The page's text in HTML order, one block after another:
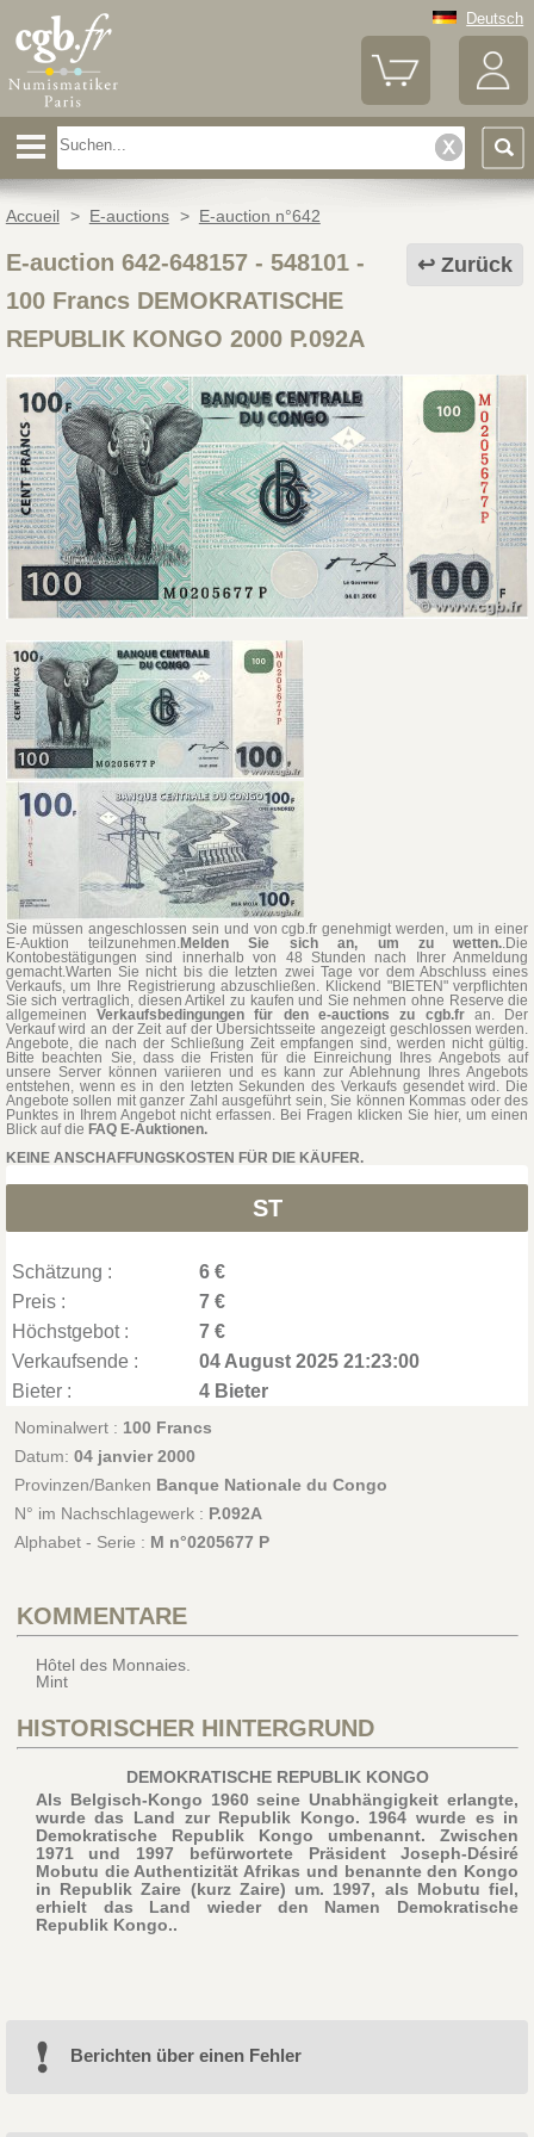
Deutsch
Accueil > E-auctions > E-auction n°642
Zurück
E-auction 642-648157 - 548101-
100 Francs DEMOKRATISCHE
REPUBLIK KONGO 2000 P.092A
Sie müssen angeschlossen sein und von cgb.fr genehmigt werden, um in einer
E-Auktion teilzunehmen.Melden Sie sich an, um zu wetten..Die
Kontobestätigungen sind innerhalb von 48 Stunden nach Ihrer Anmeldung
gemacht.Warten Sie nicht bis die letzten zwei Tage vor dem Abschluss eines
Verkaufs, um Ihre Registrierung abzuschließen. Klickend "BIETEN" verpflichten
Sie sich vertraglich, diesen Artikel zu kaufen und Sie nehmen ohne Reserve die
allgemeinenVerkaufsbedingungen für den e-auctions zu cgb.fran. Der
Verkauf wird an der Zeit auf der Übersichtsseite angezeigt geschlossen werden.
Angebote, die nach der Schließung Zeit empfangen sind, werden nicht gültig.
Bitte beachten Sie, dass die Fristen für die Einreichung Ihres Angebots auf
unsere Server können variieren und es kann zur Ablehnung Ihres Angebots
entstehen, wenn es in den letzten Sekunden des Verkaufs gesendet wird. Die
Angebote sollen mit ganzer Zahl ausgeführt sein, Sie können Kommas oder des
Punktes in Ihrem Angebot nicht erfassen. Bei Fragen klicken Sie hier, um einen
Blick auf die FAQ E-Auktionen.
KEINE ANSCHAFFUNGSKOSTEN FÜR DIE KÄUFER.
ST
Schätzung :
6 €
Preis :
7 €
Höchstgebot :
7 €
Verkaufsende :
04 August 2025 21:23:00
Bieter :
4 Bieter
Nominalwert : 100 Francs
Datum: 04 janvier 2000
Provinzen/Banken Banque Nationale du Congo
N° im Nachschlagewerk : P.092A
Alphabet - Serie : M n°0205677 P
KOMMENTARE
Hôtel des Monnaies.
Mint
HISTORISCHER HINTERGRUND
DEMOKRATISCHE REPUBLIK KONGO
Als Belgisch-Kongo 1960 seine Unabhängigkeit erlangte,
wurde das Land zur Republik Kongo. 1964 wurde es in
Demokratische Republik Kongo umbenannt. Zwischen
1971 und 1997 befürwortete Präsident Joseph-Désiré
Mobutu die Authentizität Afrikas und benannte den Kongo
in Republik Zaire (kurz Zaire) um. 1997, als Mobutu fiel,
erhielt das Land wieder den Namen Demokratische
Republik Kongo..
Berichten über einen Fehler